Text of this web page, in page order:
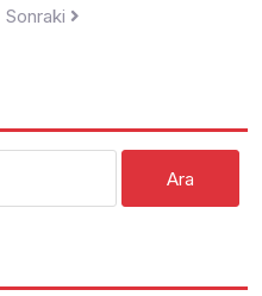
Sonraki